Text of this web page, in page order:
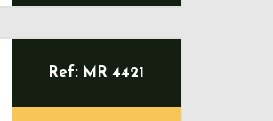
Ref: MR 4421